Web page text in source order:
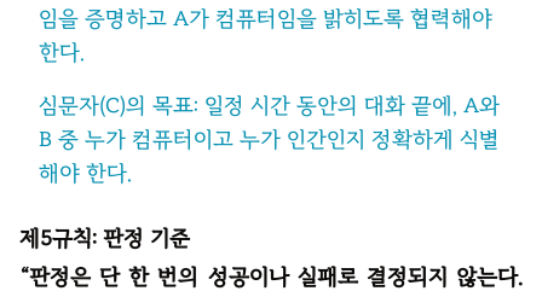
임을 증명하고 A가 컴퓨터임을 밝히도록 협력해야
한다.
심문자(C)의 목표: 일정 시간 동안의 대화 끝에, A와
B 중 누가 컴퓨터이고 누가 인간인지 정확하게 식별
해야 한다.
제5규칙: 판정 기준
“판정은 단 한 번의 성공이나 실패로 결정되지 않는다.